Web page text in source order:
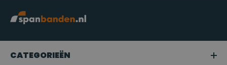
CATEGORIEËN